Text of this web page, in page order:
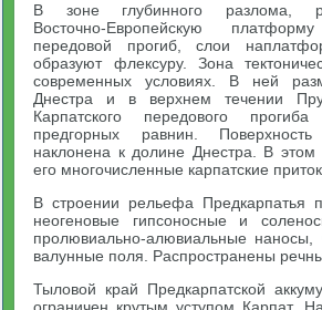
В зоне глубинного разлома,
Восточно-Европейскую
передовой прогиб, слои
образуют флексуру. Зона
современных условиях. В ней
Днестра и в верхнем течении
Карпатского передового
предгорных равнин.
наклонена к долине Днестра. В этом
его многочисленные карпатские
В строении рельефа Предкарпатья
неогеновые гипсоносные и
пролювиально-алювиальные наносы,
валунные поля. Распространены
Тыловой край Предкарпатской